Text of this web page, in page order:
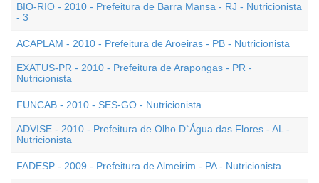
BIO-RIO - 2010 - Prefeitura de Barra Mansa - RJ - Nutricionista
- 3
ACAPLAM - 2010 - Prefeitura de Aroeiras - PB - Nutricionista
EXATUS-PR - 2010 - Prefeitura de Arapongas - PR -
Nutricionista
FUNCAB - 2010 - SES-GO - Nutricionista
ADVISE - 2010 - Prefeitura de Olho D`Água das Flores - AL -
Nutricionista
FADESP - 2009 - Prefeitura de Almeirim - PA - Nutricionista